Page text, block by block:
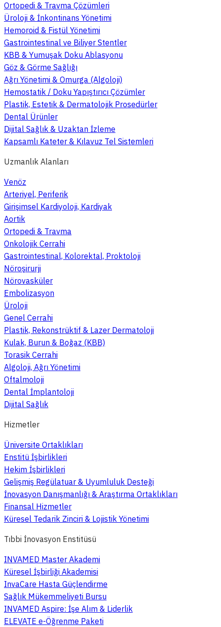
Ortopedi & Travma Çözümleri
Üroloji & İnkontinans Yönetimi
Hemoroid & Fistül Yönetimi
Gastrointestinal ve Biliyer Stentler
KBB & Yumuşak Doku Ablasyonu
Göz & Görme Sağlığı
Ağrı Yönetimi & Omurga (Algoloji)
Hemostatik / Doku Yapıştırıcı Çözümler
Plastik, Estetik & Dermatolojik Prosedürler
Dental Ürünler
Dijital Sağlık & Uzaktan İzleme
Kapsamlı Kateter & Kılavuz Tel Sistemleri
Uzmanlık Alanları
Venöz
Arteriyel, Periferik
Girişimsel Kardiyoloji, Kardiyak
Aortik
Ortopedi & Travma
Onkolojik Cerrahi
Gastrointestinal, Kolorektal, Proktoloji
Nöroşirurji
Nörovasküler
Embolizasyon
Üroloji
Genel Cerrahi
Plastik, Rekonstrüktif & Lazer Dermatoloji
Kulak, Burun & Boğaz (KBB)
Torasik Cerrahi
Algoloji, Ağrı Yönetimi
Oftalmoloji
Dental İmplantoloji
Dijital Sağlık
Hizmetler
Üniversite Ortaklıkları
Enstitü İşbirlikleri
Hekim İşbirlikleri
Gelişmiş Regülatuar & Uyumluluk Desteği
İnovasyon Danışmanlığı & Araştırma Ortaklıkları
Finansal Hizmetler
Küresel Tedarik Zinciri & Lojistik Yönetimi
Tıbbi İnovasyon Enstitüsü
INVAMED Master Akademi
Küresel İşbirliği Akademisi
InvaCare Hasta Güçlendirme
Sağlık Mükemmeliyeti Bursu
INVAMED Aspire: İşe Alım & Liderlik
ELEVATE e-Öğrenme Paketi